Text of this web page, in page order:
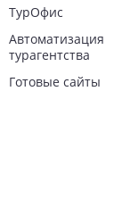
ТурОфис
Автоматизация
турагентства
Готовые сайты